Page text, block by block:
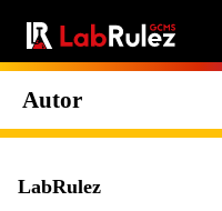
Autor
LabRulez